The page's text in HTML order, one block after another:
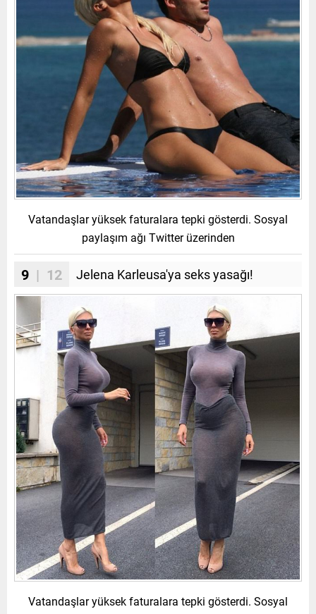
Vatandaşlar yüksek faturalara tepki gösterdi. Sosyal
paylaşım ağı Twitter üzerinden
9 | 12 Jelena Karleusa'ya seks yasağı!
Vatandaşlar yüksek faturalara tepki gösterdi. Sosyal